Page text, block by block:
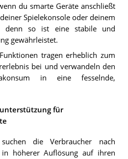
du smarte Geräte anschließt
Spielekonsole oder deinem
denn so ist eine stabile und
gewährleistet.
tragen erheblich zum
bei und verwandeln den
in eine fesselnde,
für
die Verbraucher nach
in höherer Auflösung auf ihren